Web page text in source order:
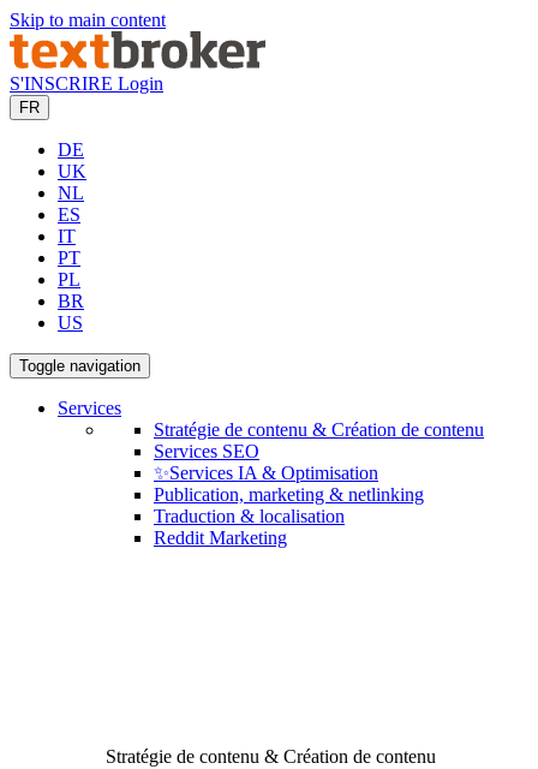
Skip to main content
S'INSCRIRE Login
FR
DE
UK
NL
ES
IT
PT
PL
BR
US
Toggle navigation
Services
Stratégie de contenu & Création de contenu
Services SEO
✨Services IA & Optimisation
Publication, marketing & netlinking
Traduction & localisation
Reddit Marketing
Stratégie de contenu & Création de contenu